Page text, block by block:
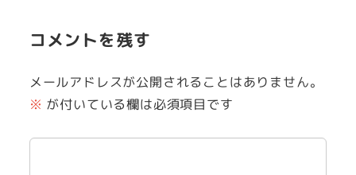
コメントを残す
メールアドレスが公開されることはありません。
※ が付いている欄は必須項目です